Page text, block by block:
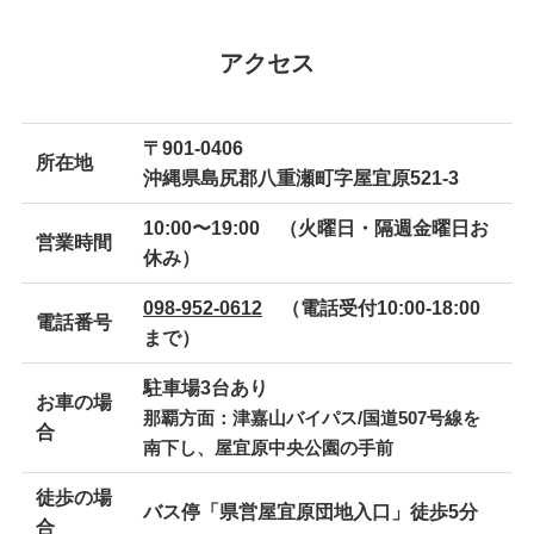
アクセス
所在地
〒901-0406
沖縄県島尻郡八重瀬町字屋宜原521-3
営業時間
10:00〜19:00 （火曜日・隔週金曜日お
休み）
電話番号
098-952-0612 （電話受付10:00-18:00
まで）
お車の場
合
駐車場3台あり
那覇方面：津嘉山バイパス/国道507号線を
南下し、屋宜原中央公園の手前
徒歩の場
合
バス停「県営屋宜原団地入口」徒歩5分